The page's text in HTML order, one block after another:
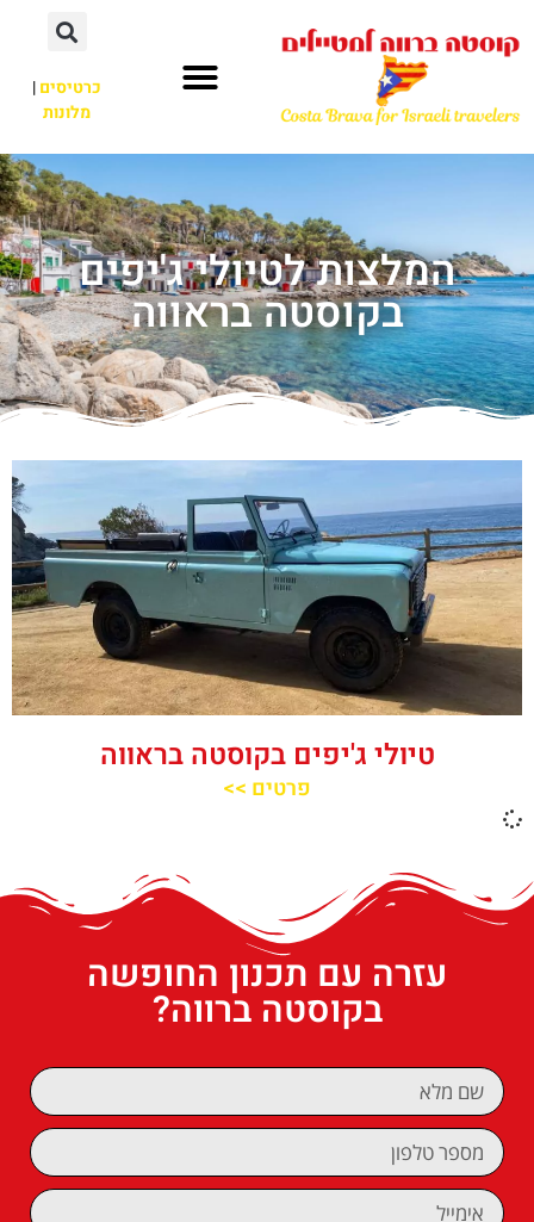
כרטיסים|
מלונות
המלצות לטיולי ג'יפים
בקוסטה בראווה
טיולי ג'יפים בקוסטה בראווה
פרטים >>
עזרה עם תכנון החופשה
בקוסטה ברווה?